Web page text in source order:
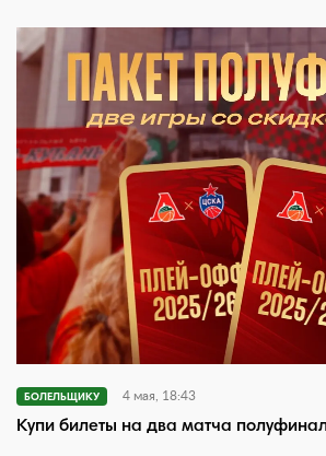
БОЛЕЛЬЩИКУ 4 мая, 18:43
Купи билеты на два матча